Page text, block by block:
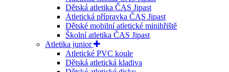
Dětská atletika ČAS Jipast
Atletická přípravka ČAS Jipast
Dětské mobilní atletické minihřiště
Školní atletika ČAS Jipast
Atletika junior
Atletické PVC koule
Dětská atletická kladiva